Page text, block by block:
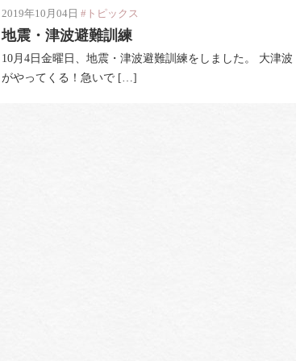
2019年10月04日 #トピックス
地震・津波避難訓練
10月4日金曜日、地震・津波避難訓練をしました。 大津波
がやってくる！急いで […]